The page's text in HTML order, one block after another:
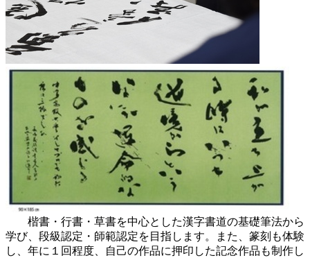
楷書・行書・草書を中心とした漢字書道の基礎筆法から
学び、段級認定・師範認定を目指します。また、篆刻も体験
し、年に１回程度、自己の作品に押印した記念作品も制作し